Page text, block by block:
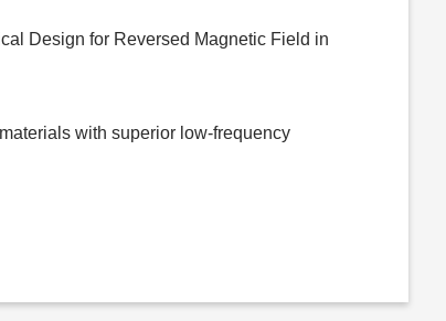
Design for Reversed Magnetic Field in
with superior low-frequency